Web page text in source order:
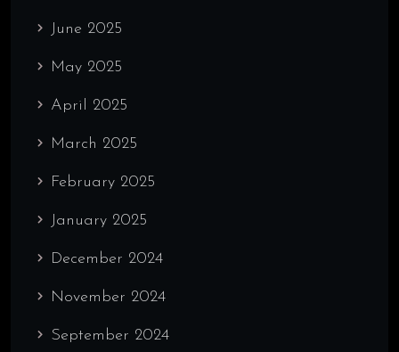
June 2025
May 2025
April 2025
March 2025
February 2025
January 2025
December 2024
November 2024
September 2024